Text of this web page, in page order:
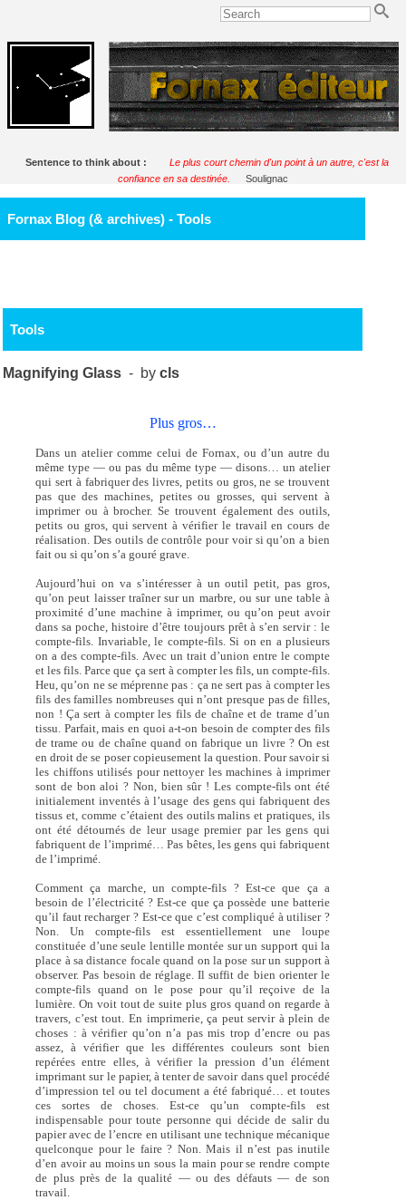
Sentence to think about :
Le plus court chemin d'un point à un autre, c'est la
confiance en sa destinée.
Soulignac
Fornax Blog (& archives) - Tools
Tools
Magnifying Glass - bycls
Plus gros…
Dans un atelier comme celui de Fornax, ou d’un autre du
même type — ou pas du même type — disons… un atelier
qui sert à fabriquer des livres, petits ou gros, ne se trouvent
pas que des machines, petites ou grosses, qui servent à
imprimer ou à brocher. Se trouvent également des outils,
petits ou gros, qui servent à vérifier le travail en cours de
réalisation. Des outils de contrôle pour voir si qu’on a bien
fait ou si qu’on s’a gouré grave.
Aujourd’hui on va s’intéresser à un outil petit, pas gros,
qu’on peut laisser traîner sur un marbre, ou sur une table à
proximité d’une machine à imprimer, ou qu’on peut avoir
dans sa poche, histoire d’être toujours prêt à s’en servir : le
compte-fils. Invariable, le compte-fils. Si on en a plusieurs
on a des compte-fils. Avec un trait d’union entre le compte
et les fils. Parce que ça sert à compter les fils, un compte-fils.
Heu, qu’on ne se méprenne pas : ça ne sert pas à compter les
fils des familles nombreuses qui n’ont presque pas de filles,
non ! Ça sert à compter les fils de chaîne et de trame d’un
tissu. Parfait, mais en quoi a-t-on besoin de compter des fils
de trame ou de chaîne quand on fabrique un livre ? On est
en droit de se poser copieusement la question. Pour savoir si
les chiffons utilisés pour nettoyer les machines à imprimer
sont de bon aloi ? Non, bien sûr ! Les compte-fils ont été
initialement inventés à l’usage des gens qui fabriquent des
tissus et, comme c’étaient des outils malins et pratiques, ils
ont été détournés de leur usage premier par les gens qui
fabriquent de l’imprimé… Pas bêtes, les gens qui fabriquent
de l’imprimé.
Comment ça marche, un compte-fils ? Est-ce que ça a
besoin de l’électricité ? Est-ce que ça possède une batterie
qu’il faut recharger ? Est-ce que c’est compliqué à utiliser ?
Non. Un compte-fils est essentiellement une loupe
constituée d’une seule lentille montée sur un support qui la
place à sa distance focale quand on la pose sur un support à
observer. Pas besoin de réglage. Il suffit de bien orienter le
compte-fils quand on le pose pour qu’il reçoive de la
lumière. On voit tout de suite plus gros quand on regarde à
travers, c’est tout. En imprimerie, ça peut servir à plein de
choses : à vérifier qu’on n’a pas mis trop d’encre ou pas
assez, à vérifier que les différentes couleurs sont bien
repérées entre elles, à vérifier la pression d’un élément
imprimant sur le papier, à tenter de savoir dans quel procédé
d’impression tel ou tel document a été fabriqué… et toutes
ces sortes de choses. Est-ce qu’un compte-fils est
indispensable pour toute personne qui décide de salir du
papier avec de l’encre en utilisant une technique mécanique
quelconque pour le faire ? Non. Mais il n’est pas inutile
d’en avoir au moins un sous la main pour se rendre compte
de plus près de la qualité — ou des défauts — de son
travail.